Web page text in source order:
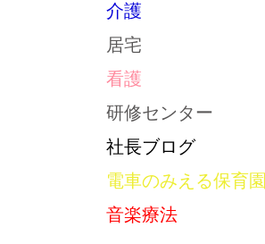
介護
居宅
看護
研修センター
社長ブログ
電車のみえる保育園
音楽療法